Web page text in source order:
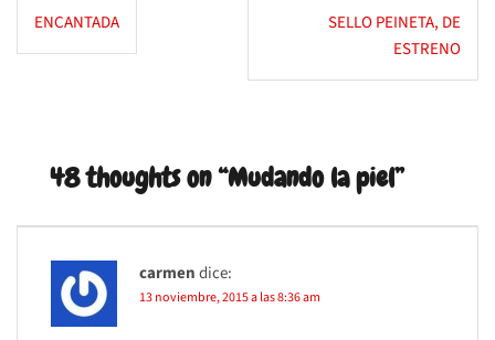
Navegación
de
ENCANTADA
SELLO PEINETA, DE
ESTRENO
48 thoughts on “Mudando la piel”
carmendice:
13 noviembre, 2015 a las 8:36 am